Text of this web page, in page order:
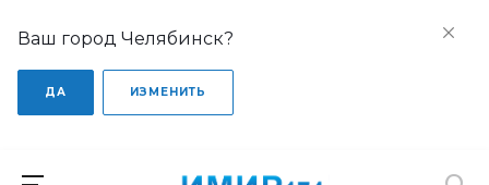
Ваш город Челябинск?
ДА ИЗМЕНИТЬ